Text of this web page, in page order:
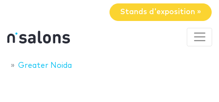
Stands d'exposition »
Greater Noida